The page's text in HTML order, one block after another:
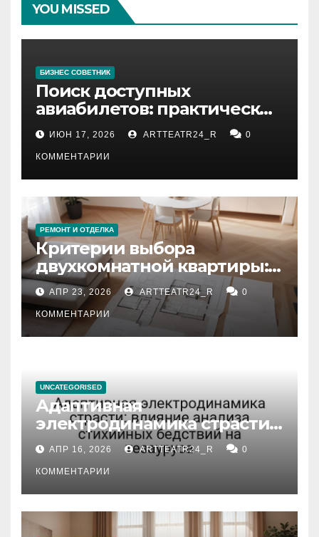
YOU MISSED
БИЗНЕС СОВЕТНИК
Поиск доступных
авиабилетов: практические
рекомендации
ИЮН 17, 2026 ARTTEATR24_R 0
КОММЕНТАРИИ
РЕМОНТ И ОТДЕЛКА
Критерии выбора
двухкомнатной квартиры:
планировка, площадь,
состояние и документация
АПР 23, 2026 ARTTEATR24_R 0
КОММЕНТАРИИ
UNCATEGORISED
Адаптивная
электродинамика страсти:
влияние анализа
стихийных бедствий на
тезауруса
АПР 16, 2026 ARTTEATR24_R 0
КОММЕНТАРИИ